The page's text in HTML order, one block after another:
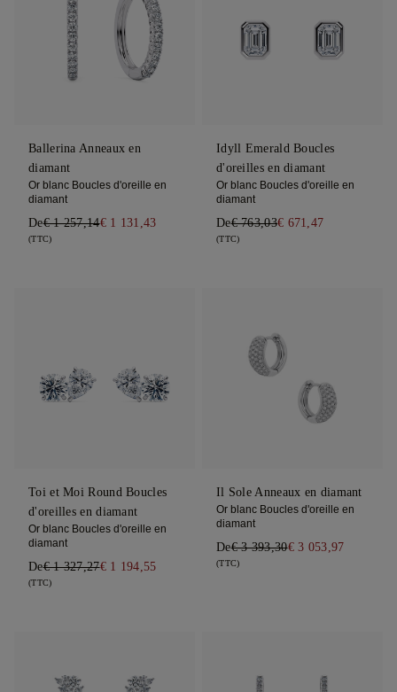
Ballerina Anneaux en
diamant
Or blanc Boucles d'oreille en
diamant
De€ 1 257,14€ 1 131,43
(TTC)
Idyll Emerald Boucles
d'oreilles en diamant
Or blanc Boucles d'oreille en
diamant
De€ 763,03€ 671,47
(TTC)
Toi et Moi Round Boucles
d'oreilles en diamant
Or blanc Boucles d'oreille en
diamant
De€ 1 327,27€ 1 194,55
(TTC)
Il Sole Anneaux en diamant
Or blanc Boucles d'oreille en
diamant
De€ 3 393,30€ 3 053,97
(TTC)